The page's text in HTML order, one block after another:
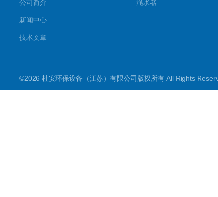
公司简介
新闻中心
技术文章
滗水器
©2026 杜安环保设备（江苏）有限公司版权所有 All Rights